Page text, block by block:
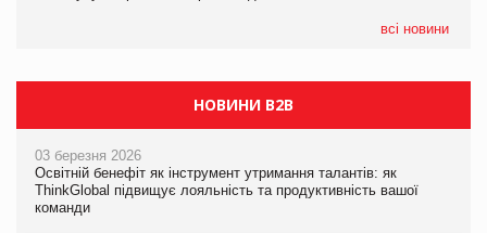
всі новини
НОВИНИ B2B
03 березня 2026
Освітній бенефіт як інструмент утримання талантів: як
ThinkGlobal підвищує лояльність та продуктивність вашої
команди